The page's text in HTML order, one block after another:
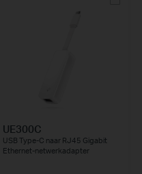
UE300C
USB Type-C naar RJ45 Gigabit
Ethernet-netwerkadapter